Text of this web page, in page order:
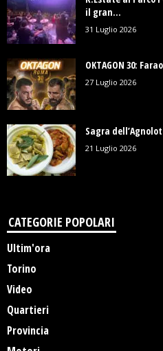
il gran...
31 Luglio 2026
OKTAGON 30:
27 Luglio 2026
Sagra
21 Luglio 2026
CATEGORIE POPOLARI
Ultim'ora
Torino
Video
Quartieri
Provincia